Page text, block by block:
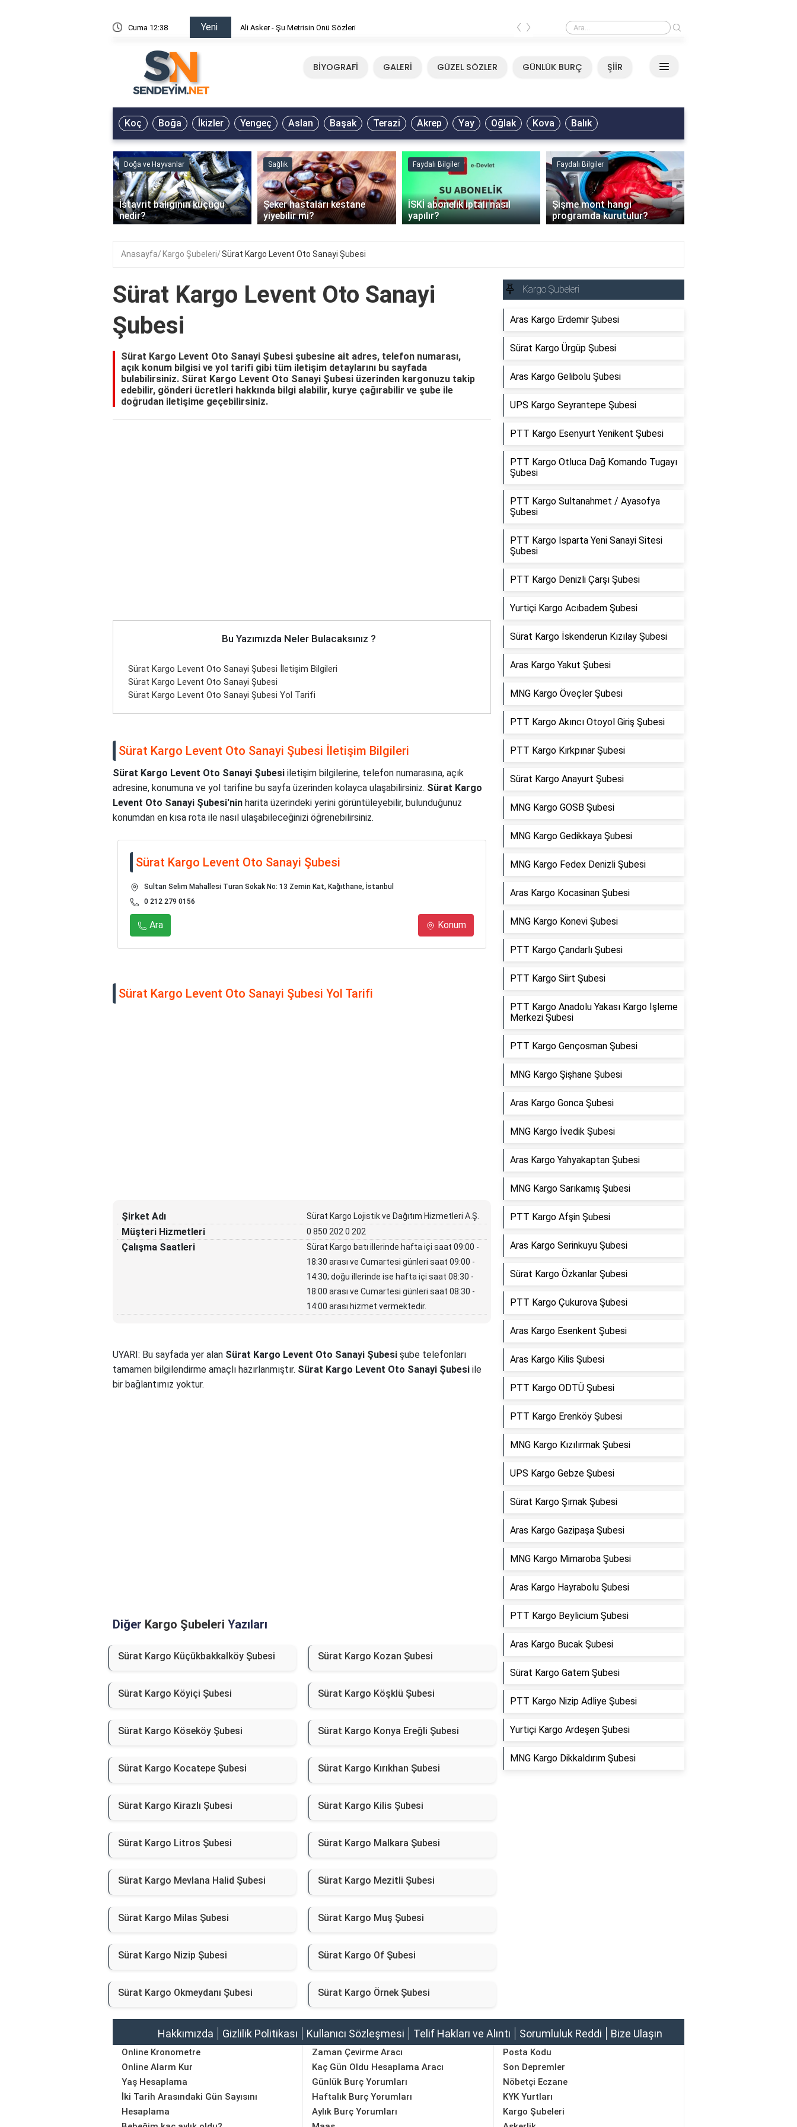
Cuma 12:38 Yeni Ali Asker - Şu Metrisin Önü Sözleri Mirkelam - Tavla Sözleri
‹ ›
BİYOGRAFİ GALERİ GÜZEL SÖZLER GÜNLÜK BURÇ ŞİİR
Koç Boğa İkizler Yengeç Aslan Başak Terazi Akrep Yay Oğlak Kova Balık
Doğa ve Hayvanlar
İstavrit balığının küçüğü
nedir?
Sağlık
Şeker hastaları kestane
yiyebilir mi?
Faydalı Bilgiler
İSKİ abonelik iptali nasıl
yapılır?
Faydalı Bilgiler
Şişme mont hangi
programda kurutulur?
‹ ›
Anasayfa Kargo Şubeleri Sürat Kargo Levent Oto Sanayi Şubesi
Sürat Kargo Levent Oto Sanayi
Şubesi
Sürat Kargo Levent Oto Sanayi Şubesi şubesine ait adres, telefon numarası,
açık konum bilgisi ve yol tarifi gibi tüm iletişim detaylarını bu sayfada
bulabilirsiniz. Sürat Kargo Levent Oto Sanayi Şubesi üzerinden kargonuzu takip
edebilir, gönderi ücretleri hakkında bilgi alabilir, kurye çağırabilir ve şube ile
doğrudan iletişime geçebilirsiniz.
Bu Yazımızda Neler Bulacaksınız ?
Sürat Kargo Levent Oto Sanayi Şubesi İletişim Bilgileri
Sürat Kargo Levent Oto Sanayi Şubesi
Sürat Kargo Levent Oto Sanayi Şubesi Yol Tarifi
Sürat Kargo Levent Oto Sanayi Şubesi İletişim Bilgileri
Sürat Kargo Levent Oto Sanayi Şubesi iletişim bilgilerine, telefon numarasına, açık
adresine, konumuna ve yol tarifine bu sayfa üzerinden kolayca ulaşabilirsiniz. Sürat Kargo
Levent Oto Sanayi Şubesi'nin harita üzerindeki yerini görüntüleyebilir, bulunduğunuz
konumdan en kısa rota ile nasıl ulaşabileceğinizi öğrenebilirsiniz.
Sürat Kargo Levent Oto Sanayi Şubesi
Sultan Selim Mahallesi Turan Sokak No: 13 Zemin Kat, Kağıthane, İstanbul
0 212 279 0156
Ara Konum
Sürat Kargo Levent Oto Sanayi Şubesi Yol Tarifi
Şirket Adı Sürat Kargo Lojistik ve Dağıtım Hizmetleri A.Ş.
Müşteri Hizmetleri 0 850 202 0 202
Çalışma Saatleri
Sürat Kargo batı illerinde hafta içi saat 09:00 -
18:30 arası ve Cumartesi günleri saat 09:00 -
14:30; doğu illerinde ise hafta içi saat 08:30 -
18:00 arası ve Cumartesi günleri saat 08:30 -
14:00 arası hizmet vermektedir.
UYARI: Bu sayfada yer alan Sürat Kargo Levent Oto Sanayi Şubesi şube telefonları
tamamen bilgilendirme amaçlı hazırlanmıştır. Sürat Kargo Levent Oto Sanayi Şubesi ile
bir bağlantımız yoktur.
Diğer Kargo Şubeleri Yazıları
Sürat Kargo Küçükbakkalköy Şubesi Sürat Kargo Kozan Şubesi
Sürat Kargo Köyiçi Şubesi Sürat Kargo Köşklü Şubesi
Sürat Kargo Köseköy Şubesi Sürat Kargo Konya Ereğli Şubesi
Sürat Kargo Kocatepe Şubesi Sürat Kargo Kırıkhan Şubesi
Sürat Kargo Kirazlı Şubesi Sürat Kargo Kilis Şubesi
Sürat Kargo Litros Şubesi Sürat Kargo Malkara Şubesi
Sürat Kargo Mevlana Halid Şubesi Sürat Kargo Mezitli Şubesi
Sürat Kargo Milas Şubesi Sürat Kargo Muş Şubesi
Sürat Kargo Nizip Şubesi Sürat Kargo Of Şubesi
Sürat Kargo Okmeydanı Şubesi Sürat Kargo Örnek Şubesi
Kargo Şubeleri
Aras Kargo Erdemir Şubesi
Sürat Kargo Ürgüp Şubesi
Aras Kargo Gelibolu Şubesi
UPS Kargo Seyrantepe Şubesi
PTT Kargo Esenyurt Yenikent Şubesi
PTT Kargo Otluca Dağ Komando Tugayı
Şubesi
PTT Kargo Sultanahmet / Ayasofya
Şubesi
PTT Kargo Isparta Yeni Sanayi Sitesi
Şubesi
PTT Kargo Denizli Çarşı Şubesi
Yurtiçi Kargo Acıbadem Şubesi
Sürat Kargo İskenderun Kızılay Şubesi
Aras Kargo Yakut Şubesi
MNG Kargo Öveçler Şubesi
PTT Kargo Akıncı Otoyol Giriş Şubesi
PTT Kargo Kırkpınar Şubesi
Sürat Kargo Anayurt Şubesi
MNG Kargo GOSB Şubesi
MNG Kargo Gedikkaya Şubesi
MNG Kargo Fedex Denizli Şubesi
Aras Kargo Kocasinan Şubesi
MNG Kargo Konevi Şubesi
PTT Kargo Çandarlı Şubesi
PTT Kargo Siirt Şubesi
PTT Kargo Anadolu Yakası Kargo İşleme
Merkezi Şubesi
PTT Kargo Gençosman Şubesi
MNG Kargo Şişhane Şubesi
Aras Kargo Gonca Şubesi
MNG Kargo İvedik Şubesi
Aras Kargo Yahyakaptan Şubesi
MNG Kargo Sarıkamış Şubesi
PTT Kargo Afşin Şubesi
Aras Kargo Serinkuyu Şubesi
Sürat Kargo Özkanlar Şubesi
PTT Kargo Çukurova Şubesi
Aras Kargo Esenkent Şubesi
Aras Kargo Kilis Şubesi
PTT Kargo ODTÜ Şubesi
PTT Kargo Erenköy Şubesi
MNG Kargo Kızılırmak Şubesi
UPS Kargo Gebze Şubesi
Sürat Kargo Şırnak Şubesi
Aras Kargo Gazipaşa Şubesi
MNG Kargo Mimaroba Şubesi
Aras Kargo Hayrabolu Şubesi
PTT Kargo Beylicium Şubesi
Aras Kargo Bucak Şubesi
Sürat Kargo Gatem Şubesi
PTT Kargo Nizip Adliye Şubesi
Yurtiçi Kargo Ardeşen Şubesi
MNG Kargo Dikkaldırım Şubesi
Hakkımızda Gizlilik Politikası Kullanıcı Sözleşmesi Telif Hakları ve Alıntı Sorumluluk Reddi Bize Ulaşın
Online Kronometre
Online Alarm Kur
Yaş Hesaplama
İki Tarih Arasındaki Gün Sayısını
Hesaplama
Zaman Çevirme Aracı
Kaç Gün Oldu Hesaplama Aracı
Günlük Burç Yorumları
Haftalık Burç Yorumları
Aylık Burç Yorumları
Posta Kodu
Son Depremler
Nöbetçi Eczane
KYK Yurtları
Kargo Şubeleri